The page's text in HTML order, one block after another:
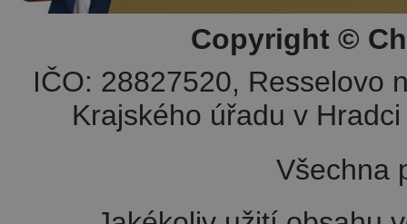
Copyright ©
IČO: 28827520, Resselovo
Krajského úřadu v
Všechna